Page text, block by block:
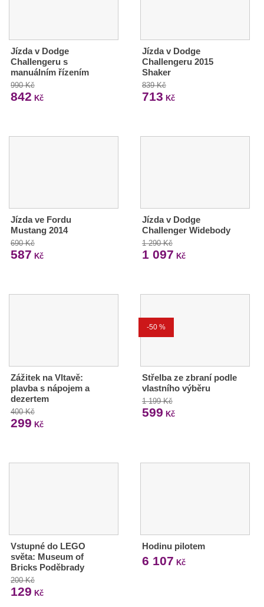
Jízda v Dodge
Challengeru s
manuálním řízením
990 Kč
842 Kč
Jízda v Dodge
Challengeru 2015
Shaker
839 Kč
713 Kč
Jízda ve Fordu
Mustang 2014
690 Kč
587 Kč
Jízda v Dodge
Challenger Widebody
1 290 Kč
1 097 Kč
Zážitek na Vltavě:
plavba s nápojem a
dezertem
400 Kč
299 Kč
-50 %
Střelba ze zbraní podle
vlastního výběru
1 199 Kč
599 Kč
Vstupné do LEGO
světa: Museum of
Bricks Poděbrady
200 Kč
129 Kč
Hodinu pilotem
6 107 Kč